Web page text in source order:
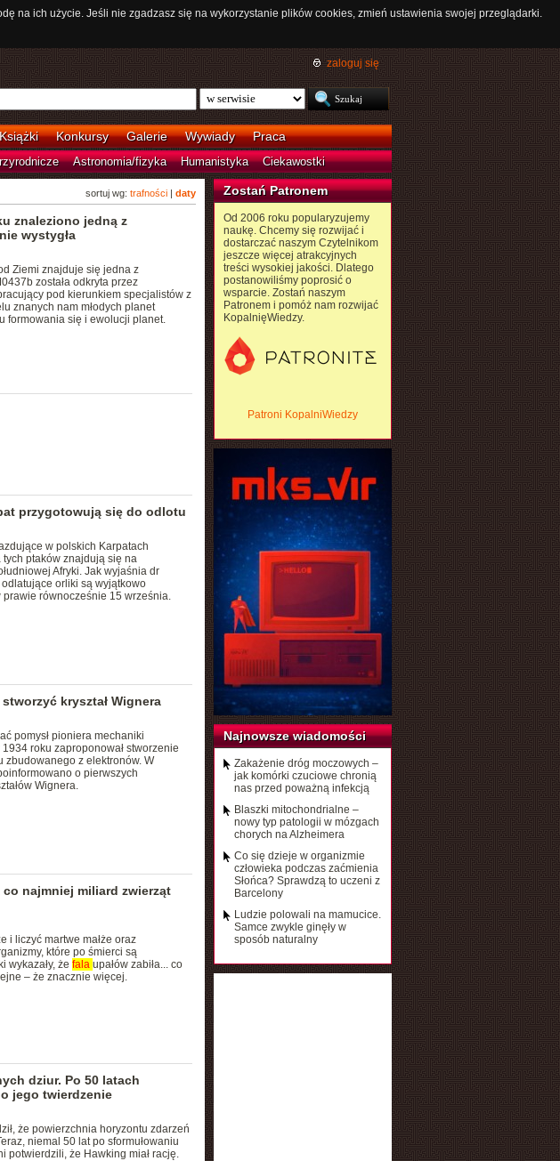
na ich użycie. Jeśli nie zgadzasz się na wykorzystanie plików cookies, zmień ustawienia swojej przeglądarki.
zaloguj się
Konkursy Galerie Wywiady Praca
Astronomia/fizyka Humanistyka Ciekawostki
sortuj wg: trafności| daty
znaleziono jedną z
wystygła
Ziemi znajduje się jedna z
została odkryta przez
pod kierunkiem specjalistów z
znanych nam młodych planet
formowania się i ewolucji planet.
przygotowują się do odlotu
w polskich Karpatach
ptaków znajdują się na
Afryki. Jak wyjaśnia dr
odlatujące orliki są wyjątkowo
równocześnie 15 września.
kryształ Wignera
pomysł pioniera mechaniki
roku zaproponował stworzenie
zbudowanego z elektronów. W
o pierwszych
Wignera.
co najmniej miliard zwierząt
i liczyć martwe małże oraz
które po śmierci są
wykazały, że fala upałów zabiła... co
– że znacznie więcej.
dziur. Po 50 latach
jego twierdzenie
że powierzchnia horyzontu zdarzeń
niemal 50 lat po sformułowaniu
potwierdzili, że Hawking miał rację.
Zostań Patronem
Od 2006 roku popularyzujemy
naukę. Chcemy się rozwijać i
dostarczać naszym Czytelnikom
jeszcze więcej atrakcyjnych
treści wysokiej jakości. Dlatego
postanowiliśmy poprosić o
wsparcie. Zostań naszym
Patronem i pomóż nam rozwijać
KopalnięWiedzy.
Patroni KopalniWiedzy
Najnowsze wiadomości
Zakażenie dróg moczowych –
jak komórki czuciowe chronią
nas przed poważną infekcją
Blaszki mitochondrialne –
nowy typ patologii w mózgach
chorych na Alzheimera
Co się dzieje w organizmie
człowieka podczas zaćmienia
Słońca? Sprawdzą to uczeni z
Barcelony
Ludzie polowali na mamucice.
Samce zwykle ginęły w
sposób naturalny